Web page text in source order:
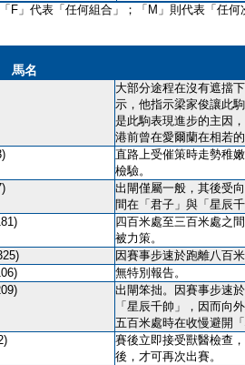
F」代表「任何組合」；「M」則代表「任何
馬名
大部分途程在沒有遮擋
示，他指示梁家俊讓此
是此駒表現進步的主因
港前曾在愛爾蘭在相若
直路上受催策時走勢稚
檢驗。
出閘僅屬一般，其後受
間在「君子」與「星辰
四百米處至三百米處之
被力策。
因賽事步速於跑離八百
無特別報告。
出閘笨拙。因賽事步速
「星辰千帥」，因而向
五百米處時在收慢避開
賽後立即接受獸醫檢查
後，才可再次出賽。